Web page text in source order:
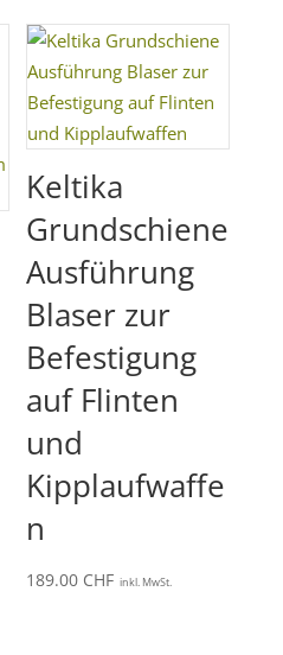
Keltika
Grundschiene
Ausführung
Blaser zur
Befestigung
auf Flinten
und
Kipplaufwaffe
n
189.00 CHF inkl. MwSt.